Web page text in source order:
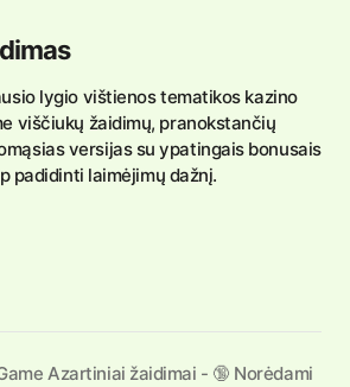
lygio vištienos tematikos kazino
viščiukų žaidimų, pranokstančių
versijas su ypatingais bonusais
padidinti laimėjimų dažnį.
Azartiniai žaidimai - 🔞 Norėdami